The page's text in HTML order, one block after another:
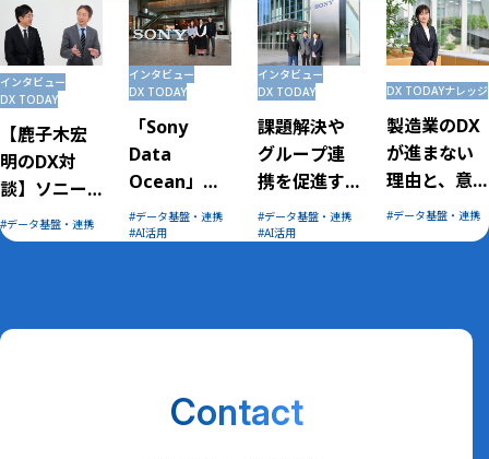
インタビュー
DX TODAY
【鹿子木宏
明のDX対
談】ソニー
グループ株
式会社 執
データ基盤・連携
インタビュー
DX TODAY
「Sony
Data
Ocean」で
実現するグ
ループ横断
データ基盤・連携
AI活用
インタビュー
DX TODAY
課題解決や
グループ連
携を促進す
る「ポリネ
ーターネッ
データ基盤・連携
AI活用
DX TODAYナレッジ
製造業のDX
が進まない
理由と、意
思決定に使
えるデータ
データ基盤・連携
Contact